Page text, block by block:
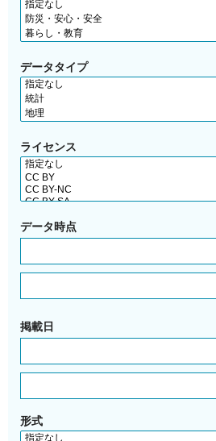
データタイプ
ライセンス
データ時点
掲載日
形式